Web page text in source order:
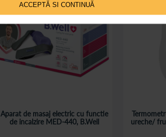
ACCEPTĂ SI CONTINUĂ
Aparat de masaj electric cu functie
de incalzire MED-440, B.Well
ureche/